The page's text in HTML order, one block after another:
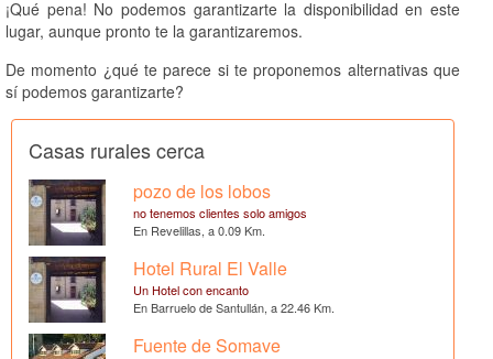
¡Qué pena! No podemos garantizarte la disponibilidad en este
lugar, aunque pronto te la garantizaremos.
De momento ¿qué te parece si te proponemos alternativas que
sí podemos garantizarte?
Casas rurales cerca
pozo de los lobos
no tenemos clientes solo amigos
En Revelillas, a 0.09 Km.
Hotel Rural El Valle
Un Hotel con encanto
En Barruelo de Santullán, a 22.46 Km.
Fuente de Somave